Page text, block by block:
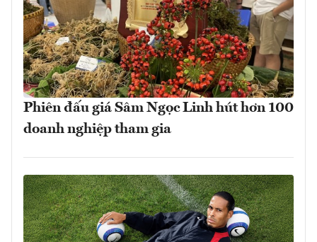
Phiên đấu giá Sâm Ngọc Linh hút hơn 100
doanh nghiệp tham gia